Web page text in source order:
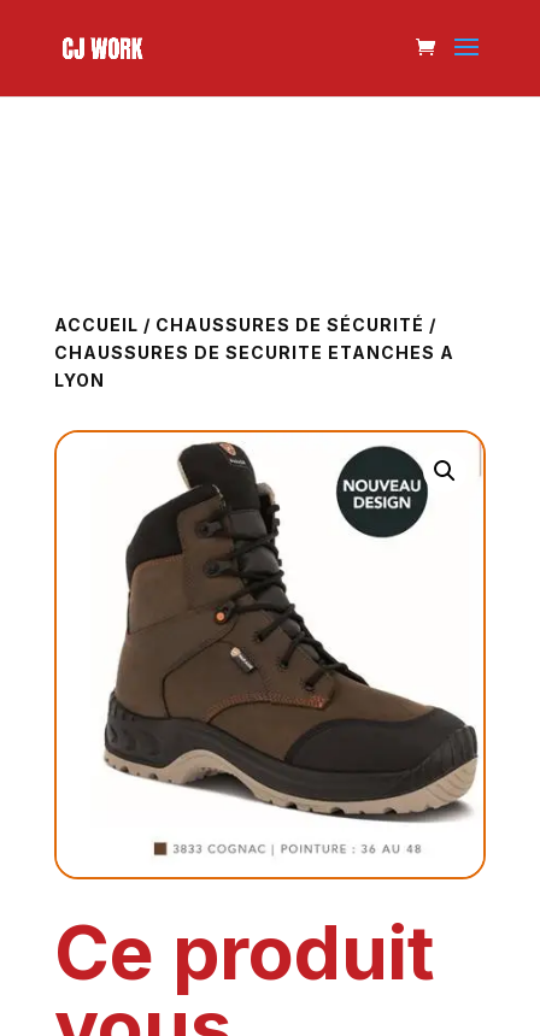
ACCUEIL / CHAUSSURES DE SÉCURITÉ /
CHAUSSURES DE SECURITE ETANCHES A
LYON
Ce produit